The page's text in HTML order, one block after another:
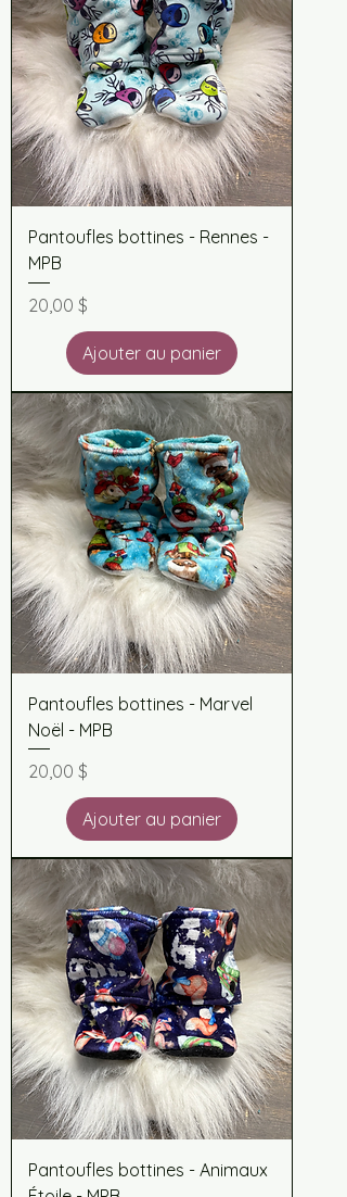
Pantoufles bottines - Rennes -
MPB
Prix
20,00 $
Ajouter au panier
Pantoufles bottines - Marvel
Noël - MPB
Prix
20,00 $
Ajouter au panier
Pantoufles bottines - Animaux